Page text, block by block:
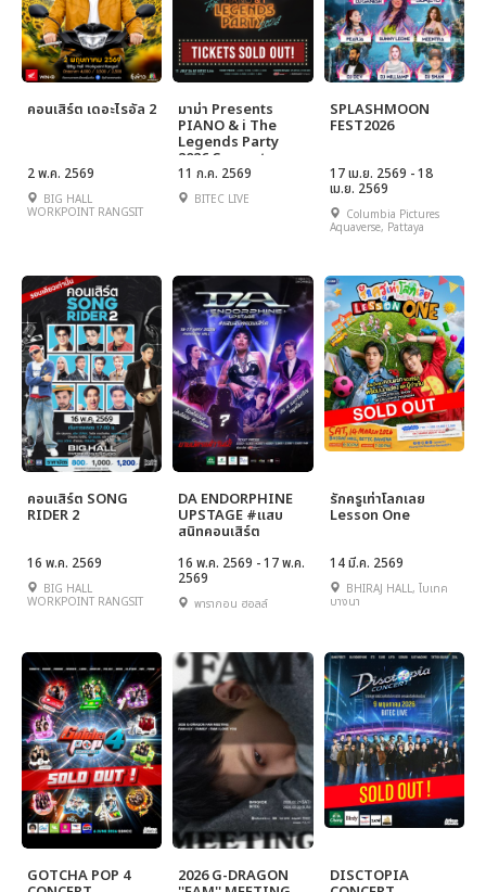
คอนเสิร์ต เดอะไรอัล 2
2 พ.ค. 2569
BIG HALL
WORKPOINT RANGSIT
มาม่า Presents
PIANO & i The
Legends Party
2026 Concert
11 ก.ค. 2569
BITEC LIVE
SPLASHMOON
FEST2026
17 เม.ย. 2569 - 18
เม.ย. 2569
Columbia Pictures
Aquaverse, Pattaya
คอนเสิร์ต SONG
RIDER 2
16 พ.ค. 2569
BIG HALL
WORKPOINT RANGSIT
DA ENDORPHINE
UPSTAGE #แสบ
สนิทคอนเสิร์ต
16 พ.ค. 2569 - 17 พ.ค.
2569
พารากอน ฮอลล์
รักครูเท่าโลกเลย
Lesson One
14 มี.ค. 2569
BHIRAJ HALL, ไบเทค
บางนา
GOTCHA POP 4 2026 G-DRAGON DISCTOPIA